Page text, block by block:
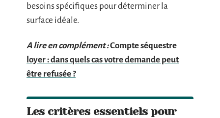
besoins spécifiques pour déterminer la
surface idéale.
A lire en complément :Compte séquestre
loyer : dans quels cas votre demande peut
être refusée ?
Les critères essentiels pour